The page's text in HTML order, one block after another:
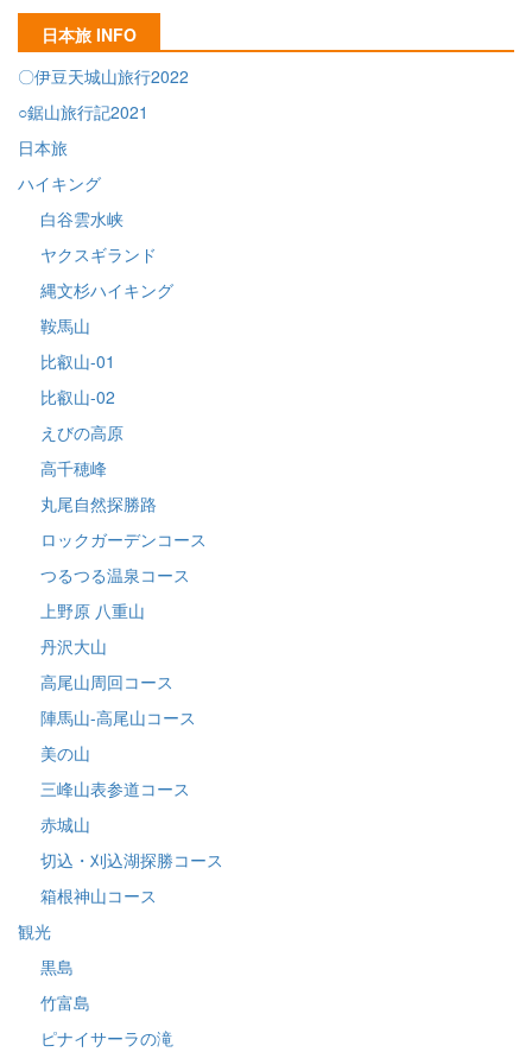
日本旅 INFO
〇伊豆天城山旅行2022
○鋸山旅行記2021
日本旅
ハイキング
白谷雲水峡
ヤクスギランド
縄文杉ハイキング
鞍馬山
比叡山-01
比叡山-02
えびの高原
高千穂峰
丸尾自然探勝路
ロックガーデンコース
つるつる温泉コース
上野原 八重山
丹沢大山
高尾山周回コース
陣馬山-高尾山コース
美の山
三峰山表参道コース
赤城山
切込・刈込湖探勝コース
箱根神山コース
観光
黒島
竹富島
ピナイサーラの滝